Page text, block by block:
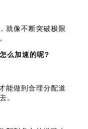
就像不断突破极限
么加速的呢?
能做到合理分配道
。